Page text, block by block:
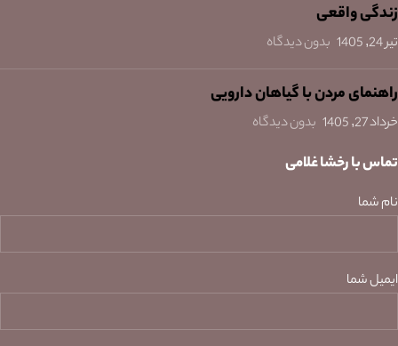
زندگی واقعی
تیر 24, 1405 بدون دیدگاه
راهنمای مردن با گیاهان دارویی
خرداد 27, 1405 بدون دیدگاه
تماس با رخشا غلامی
نام شما
ایمیل شما